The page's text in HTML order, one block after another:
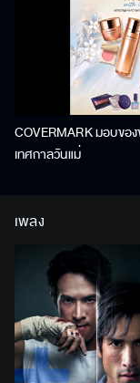
COVERMARK มอบขอ
เทศกาลวันแม่
เพลง